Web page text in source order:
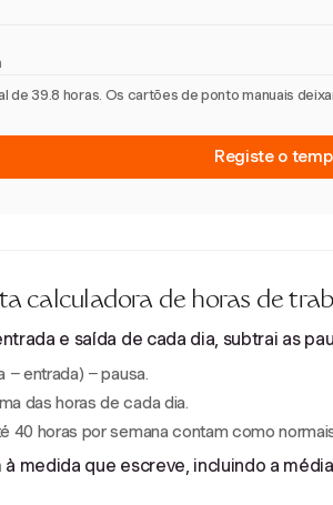
de 39.8 horas. Os cartões de ponto manuais
Registe o
calculadora de horas de
e saída de cada dia, subtrai as
− entrada) − pausa.
das horas de cada dia.
40 horas por semana contam como
medida que escreve, incluindo a